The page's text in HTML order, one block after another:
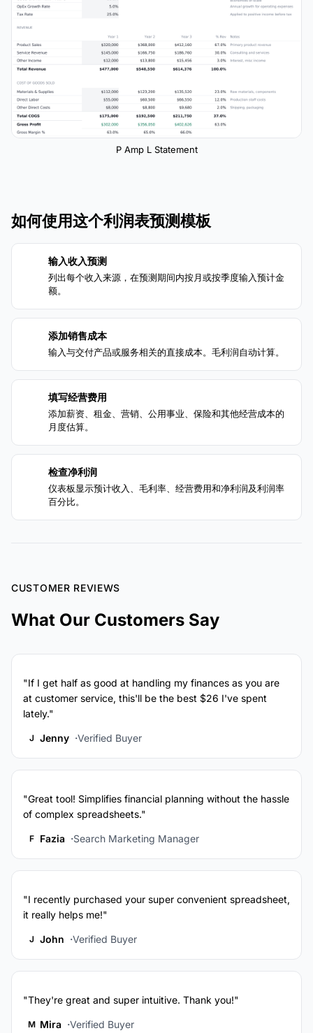
P Amp L Statement
如何使用这个利润表预测模板
输入收入预测
列出每个收入来源，在预测期间内按月或按季度输入预计金
额。
添加销售成本
输入与交付产品或服务相关的直接成本。毛利润自动计算。
填写经营费用
添加薪资、租金、营销、公用事业、保险和其他经营成本的
月度估算。
检查净利润
仪表板显示预计收入、毛利率、经营费用和净利润及利润率
百分比。
CUSTOMER REVIEWS
What Our Customers Say
"If I get half as good at handling my finances as you are
at customer service, this'll be the best $26 I've spent
lately."
J Jenny Verified Buyer
"Great tool! Simplifies financial planning without the hassle
of complex spreadsheets."
F Fazia Search Marketing Manager
"I recently purchased your super convenient spreadsheet,
it really helps me!"
J John Verified Buyer
"They're great and super intuitive. Thank you!"
M Mira Verified Buyer